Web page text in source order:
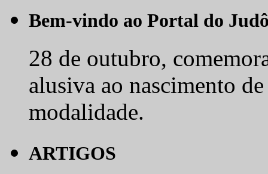
Bem-vindo ao Portal do
28 de outubro,
alusiva ao nascimento
modalidade.
ARTIGOS